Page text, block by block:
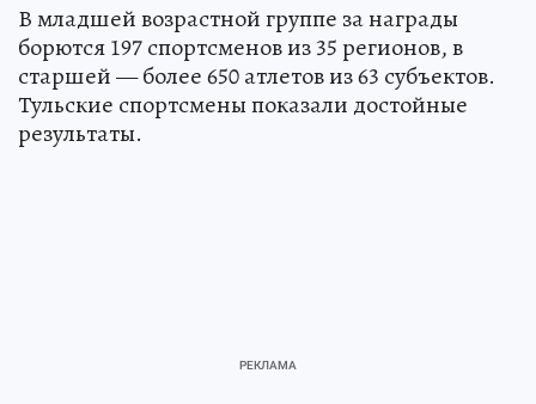
В младшей возрастной группе за награды
борются 197 спортсменов из 35 регионов, в
старшей — более 650 атлетов из 63 субъектов.
Тульские спортсмены показали достойные
результаты.